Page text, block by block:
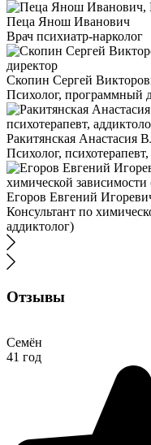
Пеца Янош Иванович
Врач психиатр-нарколог
Скопин Сергей
Психолог, программный
Ракитянская Анастасия
Психолог,
Егоров Евгений
Консультант по
аддиктолог)
Отзывы
Семён
41 год